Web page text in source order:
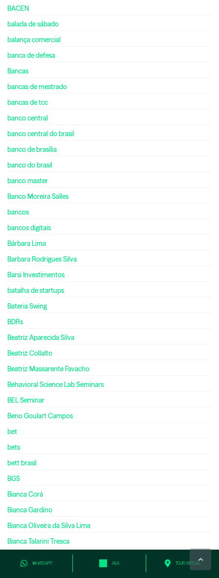
WHATSAPP ASA TOUR VIRTUAL
BACEN
balada de sábado
balança comercial
banca de defesa
Bancas
bancas de mestrado
bancas de tcc
banco central
banco central do brasil
banco de brasília
banco do brasil
banco master
Banco Moreira Salles
bancos
bancos digitais
Bárbara Lima
Barbara Rodrigues Silva
Barsi Investimentos
batalha de startups
Bateria Swing
BDRs
Beatriz Aparecida Silva
Beatriz Collalto
Beatriz Massarente Favacho
Behavioral Science Lab Seminars
BEL Seminar
Beno Goulart Campos
bet
bets
bett brasil
BGS
Bianca Corá
Bianca Gardino
Bianca Oliveira da Silva Lima
Bianca Talarini Tresca
Biblioteca Digital Cengage